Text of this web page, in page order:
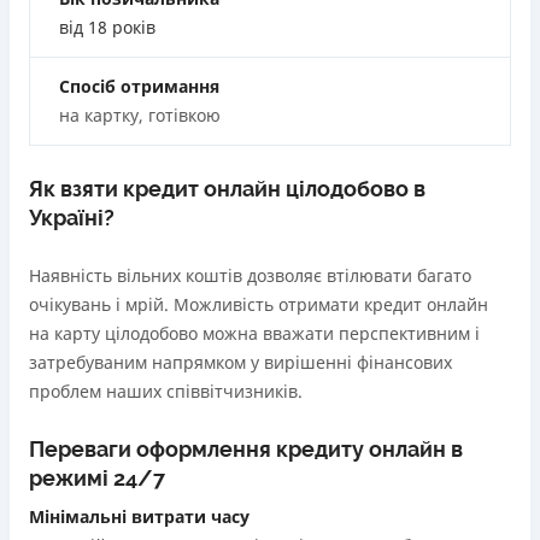
Вся інформація про кредит
ОТРИМАТИ ПОЗИКУ
застави та поручителів;
Процес повністю автоматизований і займає до 5
Видача коштів відбувається цілодобово по всій
території України;
Недоліки
Нема програми лояльності для постійних клієнтів
Немає цілодобової підтримки
Telegram, Facebook
Погашення
Оплата на розрахунковий рахунок
Через термінали Приватбанку
Через термінали самообслуговування
Ліцензія НБУ
від 18 років
Спосіб отримання
на картку, готівкою
Як взяти кредит онлайн цілодобово в
Україні?
Наявність вільних коштів дозволяє втілювати багато
очікувань і мрій. Можливість отримати кредит онлайн
на карту цілодобово можна вважати перспективним і
затребуваним напрямком у вирішенні фінансових
проблем наших співвітчизників.
Переваги оформлення кредиту онлайн в
режимі 24/7
Мінімальні витрати часу